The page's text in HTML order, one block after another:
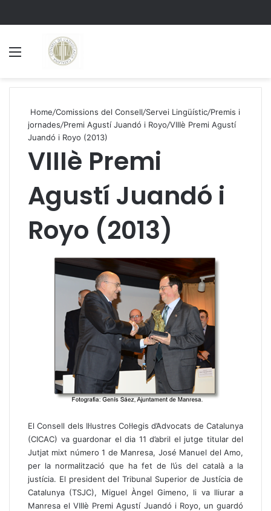
Home/Comissions del Consell/Servei Lingüístic/Premis i
jornades/Premi Agustí Juandó i Royo/VIIIè Premi Agustí
Juandó i Royo (2013)
VIIIè Premi
Agustí Juandó i
Royo (2013)
El Consell dels Il·lustres Col·legis d’Advocats de Catalunya
(CICAC) va guardonar el dia 11 d’abril el jutge titular del
Jutjat mixt número 1 de Manresa, José Manuel del Amo,
per la normalització que ha fet de l’ús del català a la
justícia. El president del Tribunal Superior de Justícia de
Catalunya (TSJC), Miguel Àngel Gimeno, li va lliurar a
Manresa el VIIIè Premi Agustí Juandó i Royo, un guardó